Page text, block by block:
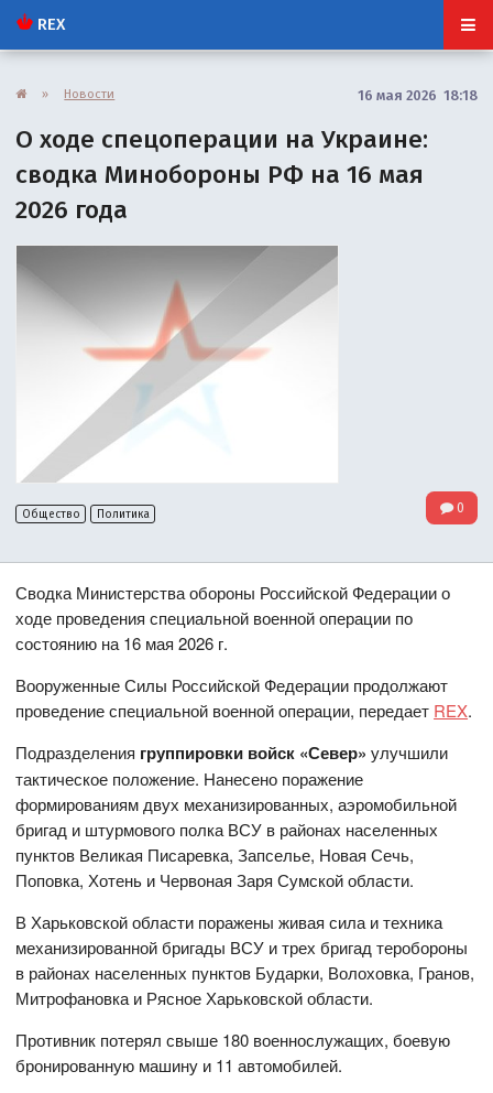
REX
» Новости 16 мая 2026 18:18
О ходе спецоперации на Украине:
сводка Минобороны РФ на 16 мая
2026 года
Общество Политика 0
Сводка Министерства обороны Российской Федерации о
ходе проведения специальной военной операции по
состоянию на 16 мая 2026 г.
Вооруженные Силы Российской Федерации продолжают
проведение специальной военной операции, передает REX.
Подразделения группировки войск «Север» улучшили
тактическое положение. Нанесено поражение
формированиям двух механизированных, аэромобильной
бригад и штурмового полка ВСУ в районах населенных
пунктов Великая Писаревка, Запселье, Новая Сечь,
Поповка, Хотень и Червоная Заря Сумской области.
В Харьковской области поражены живая сила и техника
механизированной бригады ВСУ и трех бригад теробороны
в районах населенных пунктов Бударки, Волоховка, Гранов,
Митрофановка и Рясное Харьковской области.
Противник потерял свыше 180 военнослужащих, боевую
бронированную машину и 11 автомобилей.